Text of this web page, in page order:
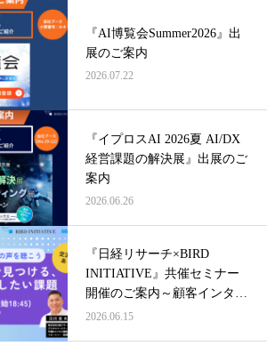
『AI博覧会Summer2026』出
展のご案内
2026.07.22
『イプロスAI 2026夏 AI/DX
経営課題の解決展』出展のご
案内
2026.06.26
『日経リサーチ×BIRD
INITIATIVE』共催セミナー
開催のご案内～顧客インタビ
ュー×AIで見つける、お金を
2026.06.15